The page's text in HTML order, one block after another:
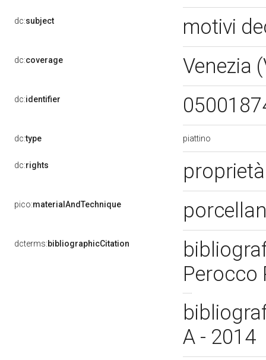
dc:subject motivi
dc:coverage Venezia
dc:identifier
dc:type piattino
dc:rights
pico:materialAndTechnique
dcterms:bibliographicCitation
Perocco
A - 2014